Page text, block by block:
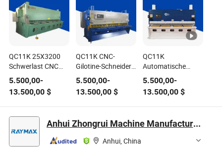
QC11K 25X3200
Schwerlast CNC
Guillotine-
Schneider mit
Dac360t für dicke
Kohlenstoffstahlplatten
Schneidemaschine
Guillotinenmaschine
Guillotinen-
Schneidmaschinen
5.500,00-
13.500,00 $
QC11K CNC-
Gilotine-Schneider
für Dachblech,
Schrankpaneel,
Aufzugstür und
Herstellung von
Gehäusen,
Schneidemaschine,
CNC-Maschine,
5.500,00-
13.500,00$
QC11K
Automatische
hydraulische
Plattenschneidemaschine
mit Steuerung für
Edelstahl- und
Schneidemaschine
5.500,00-
13.500,00$
Anhui Zhongrui Machine Manufacturing Co., Ltd.
Anhui, China